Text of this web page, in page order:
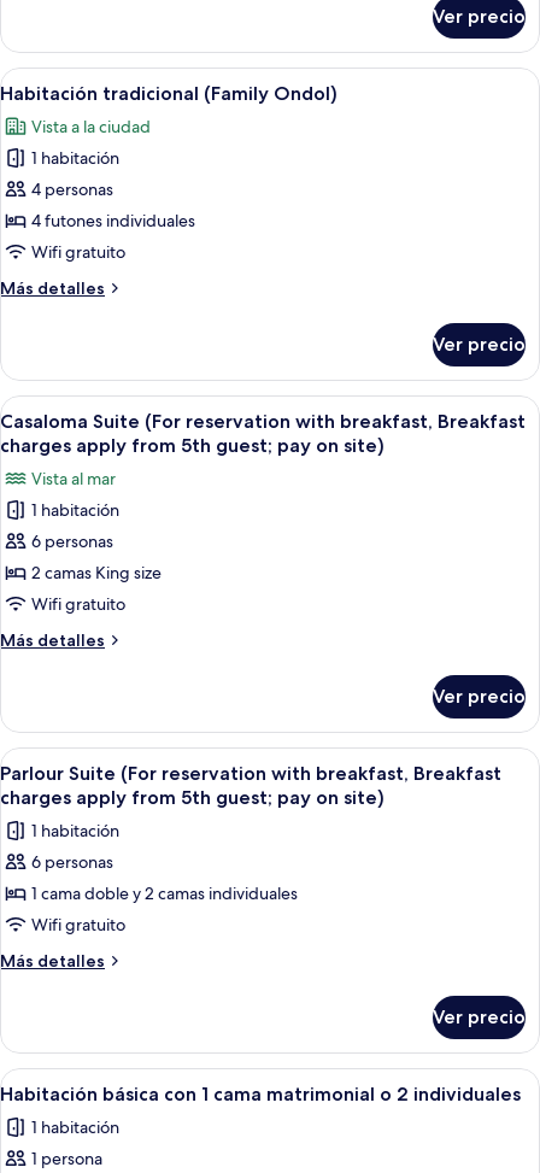
familiar
con
2
individuales
Ver precio
Abrir
todas
las
fotos
de
Habitación
tradicional
Ondol)
Habitación de hotel con dos camas,
9
Habitación tradicional (Family Ondol)
Vista a la ciudad
1 habitación
4 personas
4 futones individuales
Wifi gratuito
Más detalles
Más
tradicional
(Family
Ondol)
Ver precio
Abrir
todas
fotos
de
Casaloma
Suite
(For
reservation
with
Breakfast
charges
apply
from
5th
guest;
pay
on
site)
Una sala de estar moderna con un
11
Casaloma Suite (For reservation with breakfast, Breakfast
charges apply from 5th guest; pay on site)
Vista al mar
1 habitación
6 personas
2 camas King size
Wifi gratuito
Más detalles
Más
Suite
(For
reservation
with
breakfast,
Breakfast
charges
from
5th
pay
Ver precio
Abrir
todas
las
fotos
de
Parlour
Suite
(For
breakfast,
Breakfast
charges
apply
from
Habitación de hotel con dos camas,
12
Parlour Suite (For reservation with breakfast, Breakfast
charges apply from 5th guest; pay on site)
1 habitación
6 personas
1 cama doble y 2 camas individuales
Wifi gratuito
Más detalles
Más
Suite
(For
reservation
breakfast,
Breakfast
Ver precio
Abrir
todas
las
fotos
Habitación de hotel con dos camas,
4
Habitación básica con 1 cama matrimonial o 2 individuales
1 habitación
1 persona